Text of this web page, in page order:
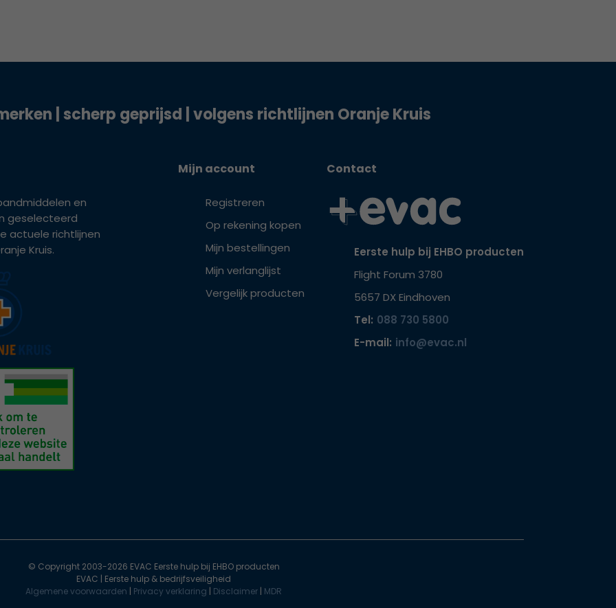
| scherp geprijsd | volgens richtlijnen Oranje Kruis
en
geselecteerd
actuele richtlijnen
Kruis.
Mijn account
Registreren
Op rekening kopen
Mijn bestellingen
Mijn verlanglijst
Vergelijk producten
Contact
Eerste hulp bij EHBO producten
Flight Forum 3780
5657 DX Eindhoven
Tel: 088 730 5800
E-mail: info@evac.nl
© Copyright 2003-2026 EVAC Eerste hulp bij EHBO producten
EVAC | Eerste hulp & bedrijfsveiligheid
Algemene voorwaarden | Privacy verklaring | Disclaimer | MDR